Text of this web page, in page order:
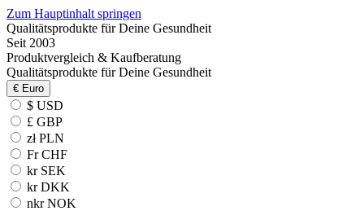
Zum Hauptinhalt springen
Qualitätsprodukte für Deine Gesundheit
Seit 2003
Produktvergleich & Kaufberatung
Qualitätsprodukte für Deine Gesundheit
€ Euro
$ USD
£ GBP
zł PLN
Fr CHF
kr SEK
kr DKK
nkr NOK